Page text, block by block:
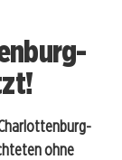
ohne